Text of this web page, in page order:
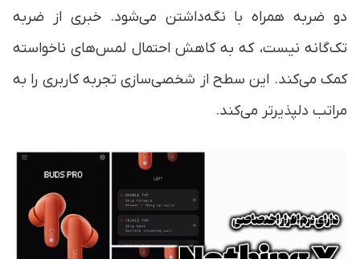
دو ضربه همراه با نگه‌داشتن می‌شود. خبری از ضربه
تک‌گانه نیست، که به کاهش احتمال لمس‌های ناخواسته
کمک می‌کند. این سطح از شخصی‌سازی تجربه کاربری را به
مراتب دلپذیرتر می‌کند.